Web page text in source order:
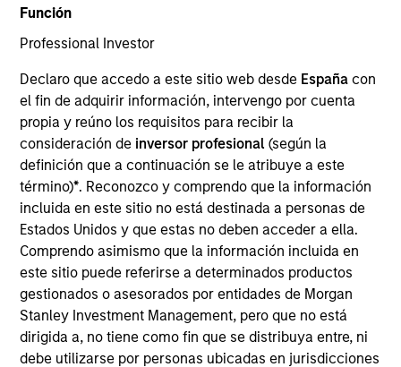
Función
Professional Investor
Declaro que accedo a este sitio web desde España con
el fin de adquirir información, intervengo por cuenta
propia y reúno los requisitos para recibir la
consideración de inversor profesional(según la
definición que a continuación se le atribuye a este
término)*. Reconozco y comprendo que la información
incluida en este sitio no está destinada a personas de
Estados Unidos y que estas no deben acceder a ella.
Comprendo asimismo que la información incluida en
este sitio puede referirse a determinados productos
gestionados o asesorados por entidades de Morgan
Stanley Investment Management, pero que no está
dirigida a, no tiene como fin que se distribuya entre, ni
debe utilizarse por personas ubicadas en jurisdicciones
YEARS OF INDUSTRY EXPERIENCE
EQUIPO
Atlanta Capital Equity Team
Mr. Wilson is a Managing Director and serves as a
Portfolio Manager for the Core Equity team. Prior to
joining the firm in 2024, Mr. Wilson was a Senior
Analyst and Portfolio Manager at Blue Grotto Capital
and GMT Capital, and began his career at the
institutional investment firm Montag & Caldwell. Mr.
Wilson holds the Chartered Financial Analyst
designation and is a graduate of Wake Forest
University where he earned a Bachelor of Science